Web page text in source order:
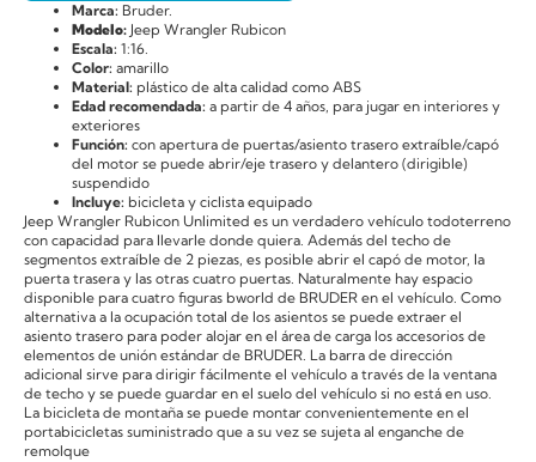
Marca: Bruder.
Modelo: Jeep Wrangler Rubicon
Escala: 1:16.
Color: amarillo
Material: plástico de alta calidad como ABS
Edad recomendada: a partir de 4 años, para jugar en interiores y
exteriores
Función: con apertura de puertas/asiento trasero extraíble/capó
del motor se puede abrir/eje trasero y delantero (dirigible)
suspendido
Incluye: bicicleta y ciclista equipado
Jeep Wrangler Rubicon Unlimited es un verdadero vehículo todoterreno
con capacidad para llevarle donde quiera. Además del techo de
segmentos extraíble de 2 piezas, es posible abrir el capó de motor, la
puerta trasera y las otras cuatro puertas. Naturalmente hay espacio
disponible para cuatro figuras bworld de BRUDER en el vehículo. Como
alternativa a la ocupación total de los asientos se puede extraer el
asiento trasero para poder alojar en el área de carga los accesorios de
elementos de unión estándar de BRUDER. La barra de dirección
adicional sirve para dirigir fácilmente el vehículo a través de la ventana
de techo y se puede guardar en el suelo del vehículo si no está en uso.
La bicicleta de montaña se puede montar convenientemente en el
portabicicletas suministrado que a su vez se sujeta al enganche de
remolque